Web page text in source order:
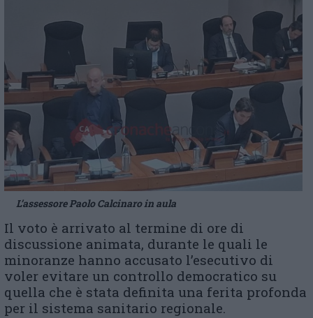
L’assessore Paolo Calcinaro in aula
Il voto è arrivato al termine di ore di
discussione animata, durante le quali le
minoranze hanno accusato l’esecutivo di
voler evitare un controllo democratico su
quella che è stata definita una ferita profonda
per il sistema sanitario regionale.